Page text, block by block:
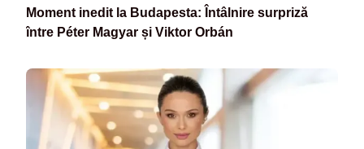
Moment inedit la Budapesta: Întâlnire surpriză
între Péter Magyar și Viktor Orbán